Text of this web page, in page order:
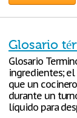
Glosario
Glosario
ingredientes;
que un
durante un
líquido para